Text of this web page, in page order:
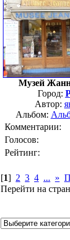
Музей
Город:
Автор:
Альбом:
Комментарии:
Голосов:
Рейтинг:
[1] 2 3 4 ... »
Перейти на